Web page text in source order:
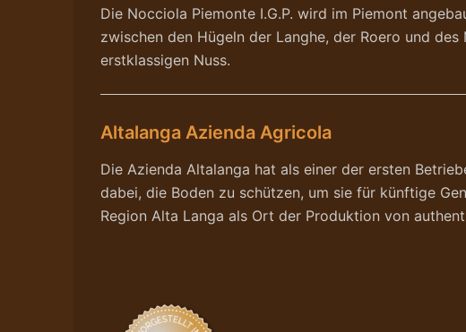
Die Nocciola Piemonte I.G.P. wird im Piemont
zwischen den Hügeln der Langhe, der Roero und
erstklassigen Nuss.
Altalanga Azienda Agricola
Die Azienda Altalanga hat als einer der ersten
dabei, die Boden zu schützen, um sie für künftige
Region Alta Langa als Ort der Produktion von